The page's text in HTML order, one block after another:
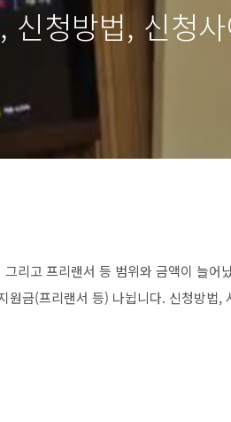
신청방법, 신청
리고 프리랜서 등 범위와 금액이 늘어
금(프리랜서 등) 나뉩니다. 신청방법,